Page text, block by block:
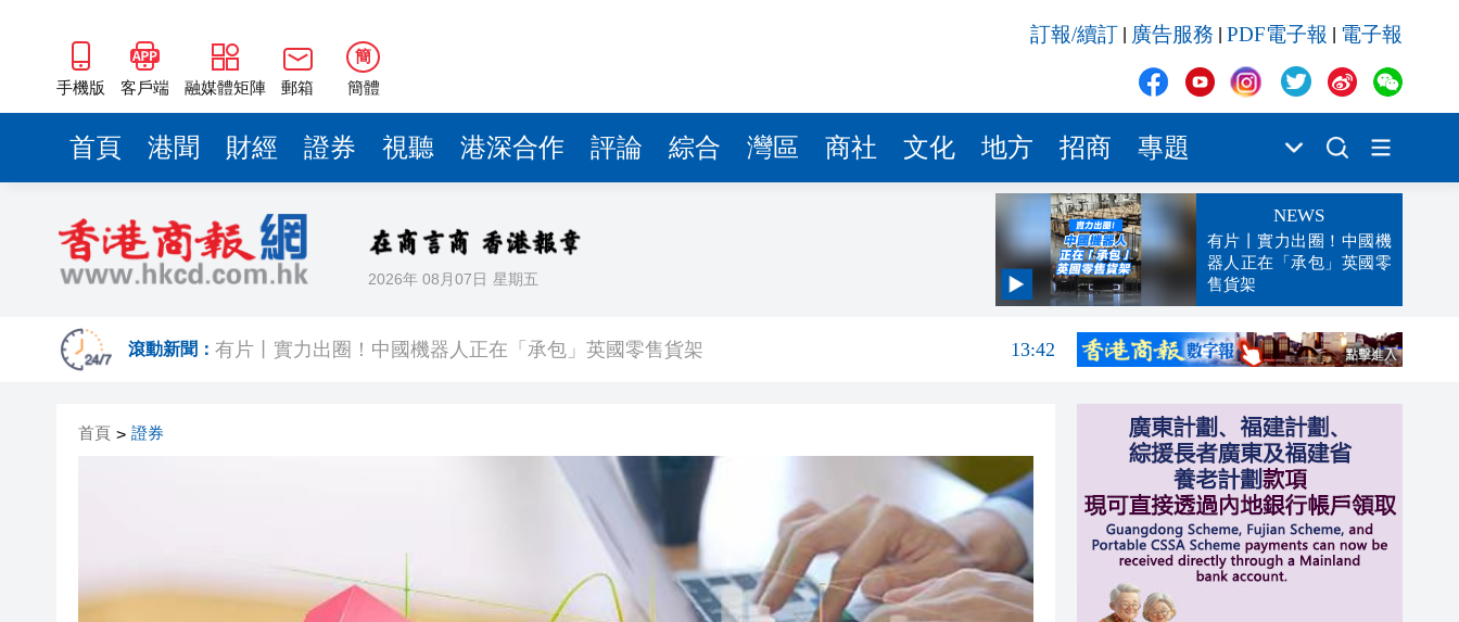
手機版 客戶端 融媒體矩陣 郵箱
簡
簡體
訂報/續訂 廣告服務 PDF電子報 電子報
首頁 港聞 財經 證券 視聽 港深合作 評論 綜合 灣區 商社 文化 地方 招商 專題
2026年 08月07日 星期五
NEWS
有片丨實力出圈！中國機
器人正在「承包」英國零
售貨架
滾動新聞：
13:47
有片丨實力出圈！中國機器人正在「承包」英國零售貨架
13:42
華僑銀行上半年純利按年增13%至41.95億坡元 中期息47坡仙
13:02
有片｜香港夜空出現罕見漁火光柱 網民：看見的人會幸運
12:59
【新股最前線】拿森科技上市首日早盤漲逾七成
12:29
有片〡霍啟剛FB「當你看見可以吃的毛筆」網民點贊：滿腹墨水
12:09
首頁 > 證券